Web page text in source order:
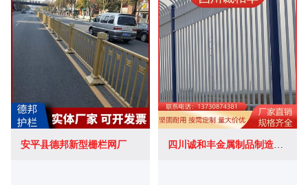
安平县德邦新型栅栏网厂 四川诚和丰金属制品制造有限公司